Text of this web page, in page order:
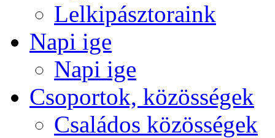
Lelkipásztoraink
Napi ige
Napi ige
Csoportok, közösségek
Családos közösségek